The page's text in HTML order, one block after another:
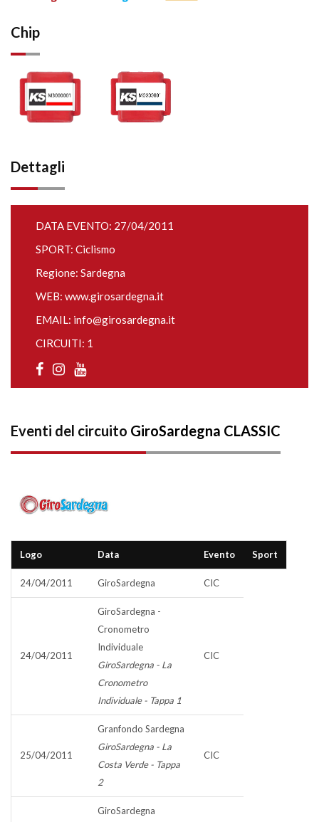
Chip
Dettagli
DATA EVENTO: 27/04/2011
SPORT: Ciclismo
Regione: Sardegna
WEB: www.girosardegna.it
EMAIL: info@girosardegna.it
CIRCUITI: 1
Eventi del circuito GiroSardegna CLASSIC
Logo Data Evento Sport
24/04/2011 GiroSardegna CIC
24/04/2011
GiroSardegna -
Cronometro
Individuale
GiroSardegna - La
Cronometro
Individuale - Tappa 1
CIC
25/04/2011
Granfondo Sardegna
GiroSardegna - La
Costa Verde - Tappa
2
CIC
GiroSardegna